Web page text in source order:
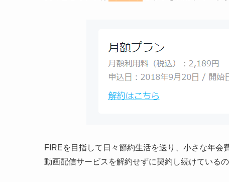
FIREを目指して日々節約生活を送り、小さな年
動画配信サービスを解約せずに契約し続けている